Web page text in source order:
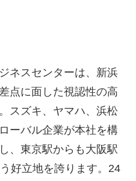
ネスセンターは、新浜
点に面した視認性の高
スズキ、ヤマハ、浜松
ーバル企業が本社を構
、東京駅からも大阪駅
好立地を誇ります。24